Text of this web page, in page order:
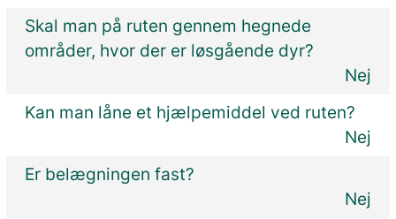
Skal man på ruten gennem hegnede
områder, hvor der er løsgående dyr?
Nej
Kan man låne et hjælpemiddel ved ruten?
Nej
Er belægningen fast?
Nej